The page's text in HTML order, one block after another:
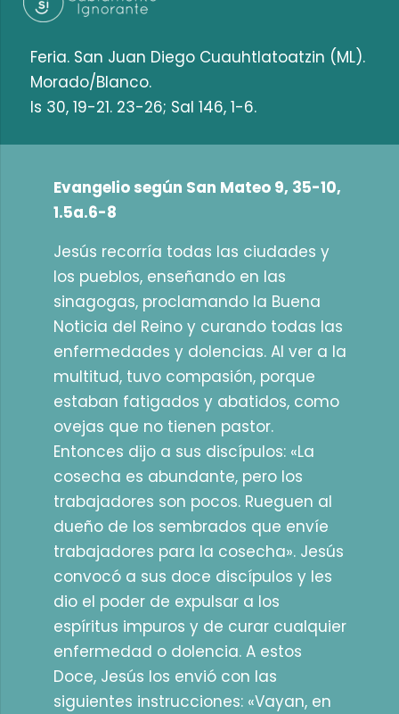
Feria. San Juan Diego Cuauhtlatoatzin (ML).
Morado/Blanco.
Is 30, 19-21. 23-26; Sal 146, 1-6.
Evangelio según San Mateo 9, 35-10,
1.5a.6-8
Jesús recorría todas las ciudades y
los pueblos, enseñando en las
sinagogas, proclamando la Buena
Noticia del Reino y curando todas las
enfermedades y dolencias. Al ver a la
multitud, tuvo compasión, porque
estaban fatigados y abatidos, como
ovejas que no tienen pastor.
Entonces dijo a sus discípulos: «La
cosecha es abundante, pero los
trabajadores son pocos. Rueguen al
dueño de los sembrados que envíe
trabajadores para la cosecha». Jesús
convocó a sus doce discípulos y les
dio el poder de expulsar a los
espíritus impuros y de curar cualquier
enfermedad o dolencia. A estos
Doce, Jesús los envió con las
siguientes instrucciones: «Vayan, en